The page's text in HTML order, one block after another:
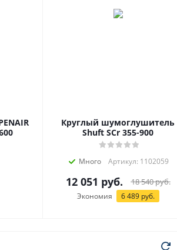
Круглый шумоглушитель
Shuft SCr 355-900
Много Артикул: 1102059
12 051 руб. 18 540руб.
Экономия 6 489руб.